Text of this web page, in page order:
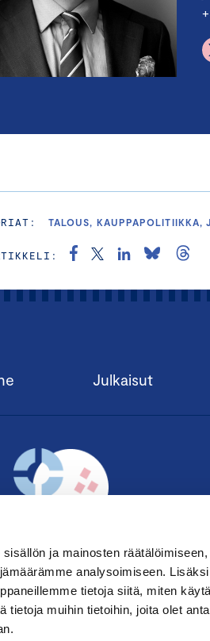
ja mainosten
analysoimiseen.
tietoja siitä, miten
tietoja muihin tietoihin, joita olet
TALOUS, KAUPPAPOLITIIKKA,
Julkaisut
TILAA UUTISKIRJE ›